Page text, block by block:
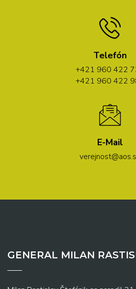
Telefón
+421 960 422
+421 960 422
E-Mail
GENERAL MILAN